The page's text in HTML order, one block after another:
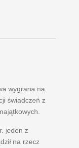
wygrana na
świadczeń z
jeden z
na rzecz